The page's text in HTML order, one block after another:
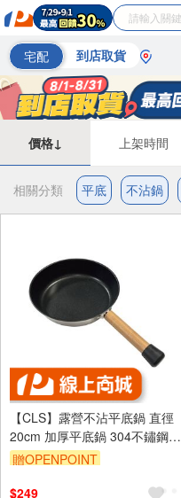
宅配 到店取貨
價格↓ 上架時間
相關分類 平底 不沾鍋
【CLS】露營不沾平底鍋 直徑
20cm 加厚平底鍋 304不鏽鋼鍋
不沾鍋 可拆卸手柄 附收納袋 露
贈OPENPOINT
$249